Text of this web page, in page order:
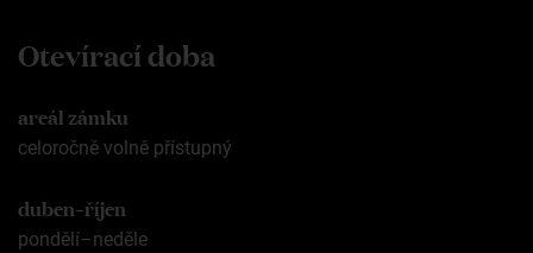
Otevírací doba
areál zámku
celoročně volně přístupný
duben–říjen
pondělí–neděle